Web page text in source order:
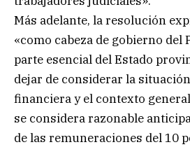
Más adelante, la resolución
«como cabeza de gobierno del
parte esencial del Estado
dejar de considerar la
financiera y el contexto
se considera razonable
de las remuneraciones del 10